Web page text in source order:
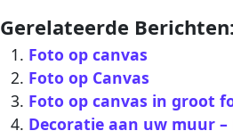
Gerelateerde Berichten:
Foto op canvas
Foto op Canvas
Foto op canvas in groot
Decoratie aan uw muur –